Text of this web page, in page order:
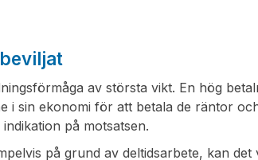
av största vikt. En hög
i sin ekonomi för att betala de räntor
på motsatsen.
på grund av deltidsarbete, kan